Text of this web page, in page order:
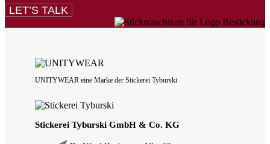
LET’S TALK
UNITYWEAR eine Marke der Stickerei Tyburski
Stickerei Tyburski GmbH & Co. KG